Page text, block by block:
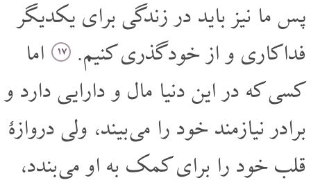
پس ما نیز باید در زندگی برای یکدیگر
فداکاری و از خودگذری کنیم.
۱۷ اما
کسی که در این دنیا مال و دارایی دارد و
برادر نیازمند خود را می بیند، ولی دروازۀ
قلب خود را برای کمک به او می بندد،